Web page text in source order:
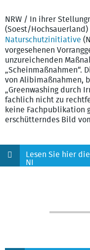
NRW / In ihrer
(Soest/
Naturschutzinitiative
vorgesehenen
unzureichenden
„Scheinmaßnahmen“.
von Alibimaßnahmen,
„Greenwashing durch
fachlich nicht zu
keine Fachpublikation
erschütterndes Bild
Lesen Sie hier
NI